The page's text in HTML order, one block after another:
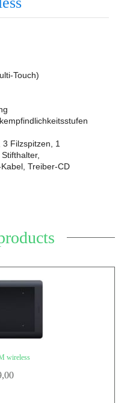
Touch)
Filzspitzen, 1
Treiber-CD
wireless